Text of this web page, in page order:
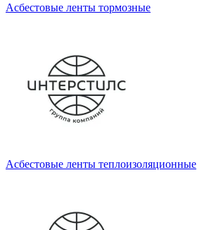
Асбестовые ленты тормозные
Асбестовые ленты теплоизоляционные